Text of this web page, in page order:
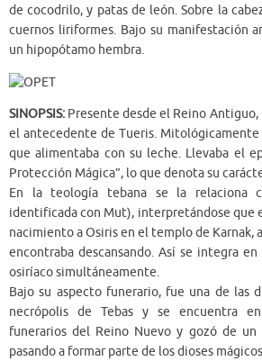
de cocodrilo, y patas de león. Sobre la
cuernos liriformes. Bajo su manifestación
un hipopótamo hembra.
SINOPSIS: Presente desde el Reino
el antecedente de Tueris.
que alimentaba con su leche. Llevaba el
Protección Mágica”, lo que denota su
En la teología tebana se la relaciona
identificada con Mut), interpretándose que
nacimiento a Osiris en el templo de Karnak,
encontraba descansando. Así se integra
osiríaco simultáneamente.
Bajo su aspecto funerario, fue una de las
necrópolis de Tebas y se encuentra
funerarios del Reino Nuevo y gozó de un
pasando a formar parte de los dioses